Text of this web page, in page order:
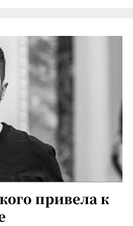
привела к